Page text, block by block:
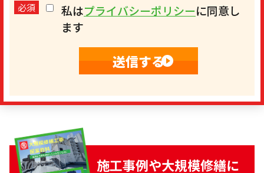
必須 私はプライバシーポリシーに同意し
ます
施工事例や大規模修繕に